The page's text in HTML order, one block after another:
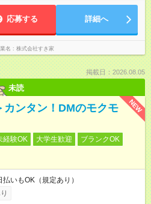
応募する 詳細へ
名 株式会社すき家
掲載日：2026.08.05
未読
NEW
カンタン！DMのモクモ
経験OK 大学生歓迎
ブランクOK
いもOK（規定あり）